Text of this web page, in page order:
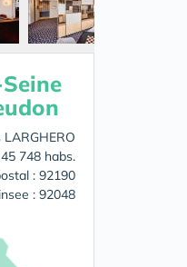
748 habs.
: 92190
: 92048